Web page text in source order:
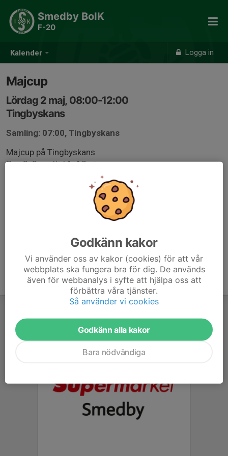
Kalender Logga in
Smedby BoIK
F-20
Majcup
Lördag 2 maj, 08:00-12:00
Tingbyskans
Samling: 07:00, Tingbyskans
Majcup på Tingbyskans
Cup 3x3 speltid 1x12min
Samlingstid 7.00 tingbyskans för ombyte.
Vi möter 4 olika lag från 2 olika klubbar, Hossmo och
Godkänn kakor
Vi använder oss av kakor (cookies) för att vår
webbplats ska fungera bra för dig. De används
även för webbanalys i syfte att hjälpa oss att
förbättra våra tjänster.
Så använder vi cookies
Godkänn alla kakor
Bara nödvändiga